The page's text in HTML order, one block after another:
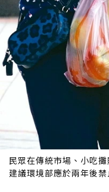
民眾在傳統市場、小吃
建議環境部應於兩年後